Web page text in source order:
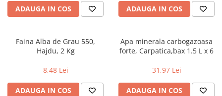
Umerase pentru haine si suporturi
Cosuri de gunoi
Carucioare pentru cumparaturi
Baterii, acumulatori si
incarcatoare
folosinta
ADAUGA IN COS ADAUGA IN COS
Faina Alba de Grau 550,
Hajdu, 2 Kg
8,48 Lei
ADAUGA IN COS
Apa minerala carbogazoasa
forte, Carpatica,bax 1.5 L x 6
31,97 Lei
ADAUGA IN COS